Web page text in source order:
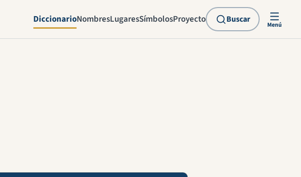
DiccionarioNombresLugaresSímbolosProyecto Buscar
Menú